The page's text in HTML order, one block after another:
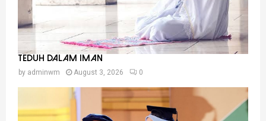
Teduh Dalam Iman
by adminwm August 3, 2026 0